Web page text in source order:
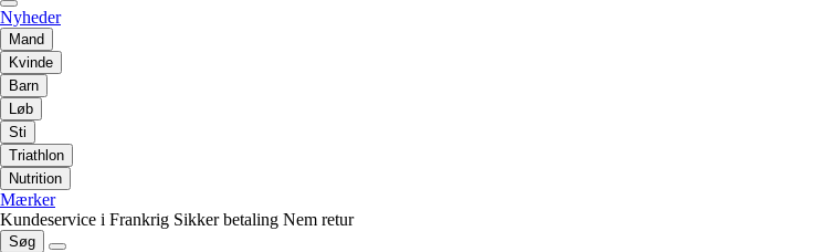
Nyheder
Mand
Kvinde
Barn
Løb
Sti
Triathlon
Nutrition
Mærker
Kundeservice i Frankrig Sikker betaling Nem retur
Søg